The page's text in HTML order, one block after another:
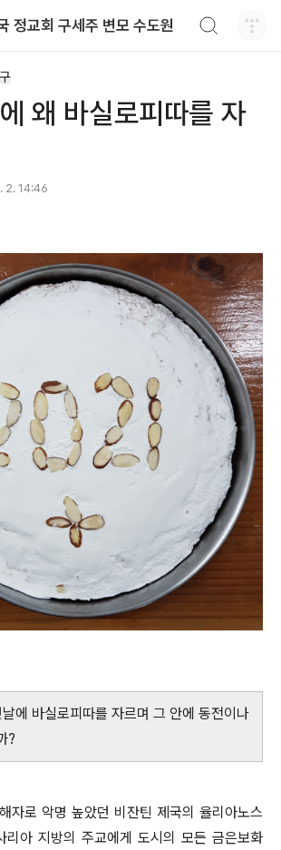
정교회 구세주 변모 수도원
왜 바실로피따를 자
2. 14:46
에 바실로피따를 자르며 그 안에 동전이나
?
자로 악명 높았던 비잔틴 제국의 율리아노스
리아 지방의 주교에게 도시의 모든 금은보화